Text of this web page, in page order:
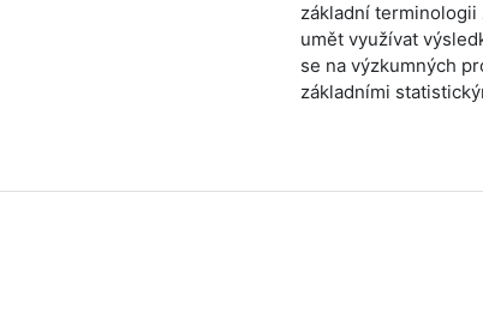
základní terminologii
umět využívat
se na výzkumných
základními